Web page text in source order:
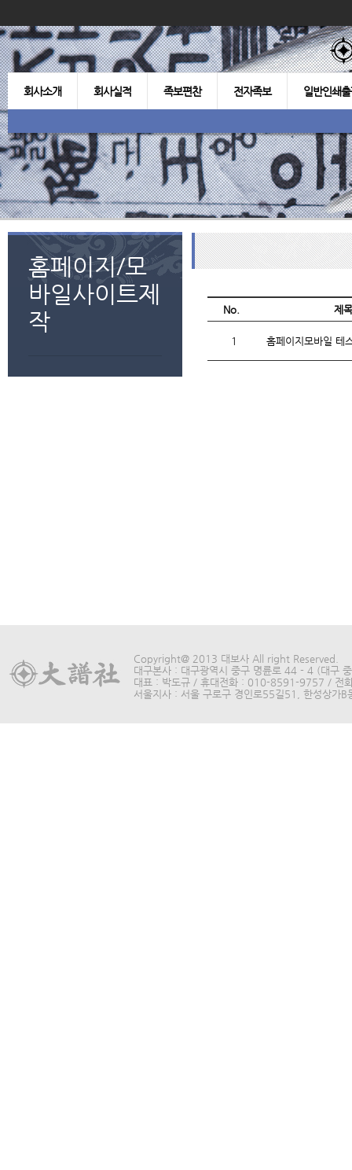
회사소개 회사실적 족보편찬 전자족보 일반인쇄
홈페이지/모
바일사이트제
작
No. 제목
1 홈페이지모바일 테
대구본사 : 대구광역시 중구 명륜로 44 - 4 (대구
대표 : 박도규 / 휴대전화 : 010-8591-9757 /
서울지사 : 서울 구로구 경인로55길51, 한성상
Copyright@ 2013 대보사 All right Reserved.